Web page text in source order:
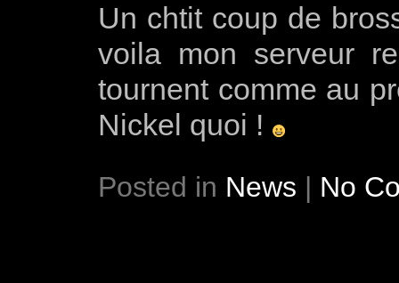
Un chtit coup de
voila mon serveur
tournent comme au
Nickel quoi !
Posted in News | No